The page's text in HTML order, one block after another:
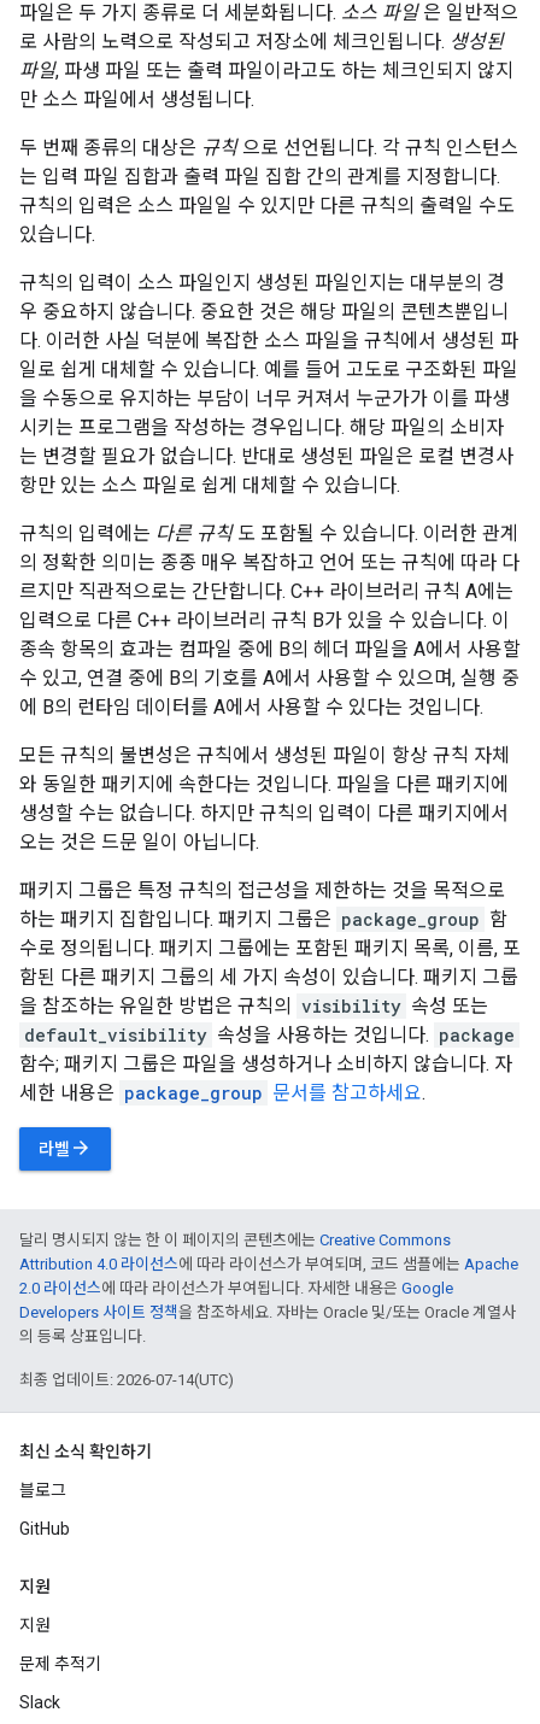
파일은 두 가지 종류로 더 세분화됩니다. 소스 파일은 일반적으
로 사람의 노력으로 작성되고 저장소에 체크인됩니다. 생성된
파일, 파생 파일 또는 출력 파일이라고도 하는 체크인되지 않지
만 소스 파일에서 생성됩니다.
두 번째 종류의 대상은 규칙으로 선언됩니다. 각 규칙 인스턴스
는 입력 파일 집합과 출력 파일 집합 간의 관계를 지정합니다.
규칙의 입력은 소스 파일일 수 있지만 다른 규칙의 출력일 수도
있습니다.
규칙의 입력이 소스 파일인지 생성된 파일인지는 대부분의 경
우 중요하지 않습니다. 중요한 것은 해당 파일의 콘텐츠뿐입니
다. 이러한 사실 덕분에 복잡한 소스 파일을 규칙에서 생성된 파
일로 쉽게 대체할 수 있습니다. 예를 들어 고도로 구조화된 파일
을 수동으로 유지하는 부담이 너무 커져서 누군가가 이를 파생
시키는 프로그램을 작성하는 경우입니다. 해당 파일의 소비자
는 변경할 필요가 없습니다. 반대로 생성된 파일은 로컬 변경사
항만 있는 소스 파일로 쉽게 대체할 수 있습니다.
규칙의 입력에는 다른 규칙도 포함될 수 있습니다. 이러한 관계
의 정확한 의미는 종종 매우 복잡하고 언어 또는 규칙에 따라 다
르지만 직관적으로는 간단합니다. C++ 라이브러리 규칙 A에는
입력으로 다른 C++ 라이브러리 규칙 B가 있을 수 있습니다. 이
종속 항목의 효과는 컴파일 중에 B의 헤더 파일을 A에서 사용할
수 있고, 연결 중에 B의 기호를 A에서 사용할 수 있으며, 실행 중
에 B의 런타임 데이터를 A에서 사용할 수 있다는 것입니다.
모든 규칙의 불변성은 규칙에서 생성된 파일이 항상 규칙 자체
와 동일한 패키지에 속한다는 것입니다. 파일을 다른 패키지에
생성할 수는 없습니다. 하지만 규칙의 입력이 다른 패키지에서
오는 것은 드문 일이 아닙니다.
패키지 그룹은 특정 규칙의 접근성을 제한하는 것을 목적으로
하는 패키지 집합입니다. 패키지 그룹은 package_group 함
수로 정의됩니다. 패키지 그룹에는 포함된 패키지 목록, 이름, 포
함된 다른 패키지 그룹의 세 가지 속성이 있습니다. 패키지 그룹
을 참조하는 유일한 방법은 규칙의
visibility 속성 또는
default_visibility 속성을 사용하는 것입니다. package
함수; 패키지 그룹은 파일을 생성하거나 소비하지 않습니다. 자
세한 내용은 package_group 문서를 참고하세요.
라벨 arrow_forward
달리 명시되지 않는 한 이 페이지의 콘텐츠에는 Creative Commons
Attribution 4.0 라이선스에 따라 라이선스가 부여되며, 코드 샘플에는 Apache
2.0 라이선스에 따라 라이선스가 부여됩니다. 자세한 내용은 Google
Developers 사이트 정책을 참조하세요. 자바는 Oracle 및/또는 Oracle 계열사
의 등록 상표입니다.
최종 업데이트: 2026-07-14(UTC)
최신 소식 확인하기
블로그
GitHub
지원
지원
문제 추적기
Slack